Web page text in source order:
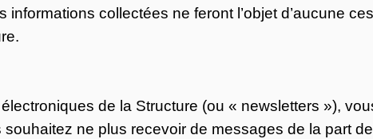
informations collectées ne feront l’objet d’aucune
de la Structure (ou « newsletters »),
ne plus recevoir de messages de la part